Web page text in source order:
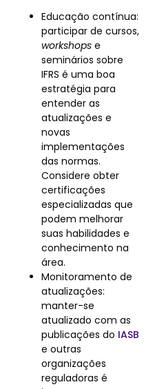
Educação contínua:
participar de cursos,
workshops e
seminários sobre
IFRS é uma boa
estratégia para
entender as
atualizações e
novas
implementações
das normas.
Considere obter
certificações
especializadas que
podem melhorar
suas habilidades e
conhecimento na
área.
Monitoramento de
atualizações:
manter-se
atualizado com as
publicações do IASB
e outras
organizações
reguladoras é